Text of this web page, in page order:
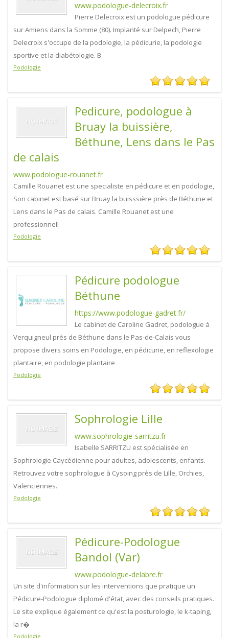
www.podologue-delecroix.fr
Pierre Delecroix est un podologue pédicure
sur Amiens dans la Somme (80). Implanté sur Delpech, Pierre
Delecroix s'occupe de la podologie, la pédicurie, la podologie
sportive et la diabétologie. B
Podologie
Pedicure, podologue à
Bruay la buissière,
Béthune, Lens dans le Pas
de calais
www.podologue-rouanet.fr
Camille Rouanet est une specialiste en pédicure et en podologie,
Son cabinet est basé sur Bruay la buisssière près de Béthune et
Lens dans le Pas de calais. Camille Rouanet est une
professionnell
Podologie
Pédicure podologue
Béthune
https://www.podologue-gadret.fr/
Le cabinet de Caroline Gadret, podologue à
Verquigneul près de Béthune dans le Pas-de-Calais vous
propose divers soins en Podologie, en pédicurie, en reflexologie
plantaire, en podologie plantaire
Podologie
Sophrologie Lille
www.sophrologie-sarritzu.fr
Isabelle SARRITZU est spécialisée en
Sophrologie Caycédienne pour adultes, adolescents, enfants.
Retrouvez votre sophrologue à Cysoing près de Lille, Orchies,
Valenciennes.
Podologie
Pédicure-Podologue
Bandol (Var)
www.podologue-delabre.fr
Un site d'information sur les interventions que pratique un
Pédicure-Podologue diplomé d'état, avec des conseils pratiques.
Le site explique également ce qu'est la posturologie, le k-taping,
la r�
Podologie